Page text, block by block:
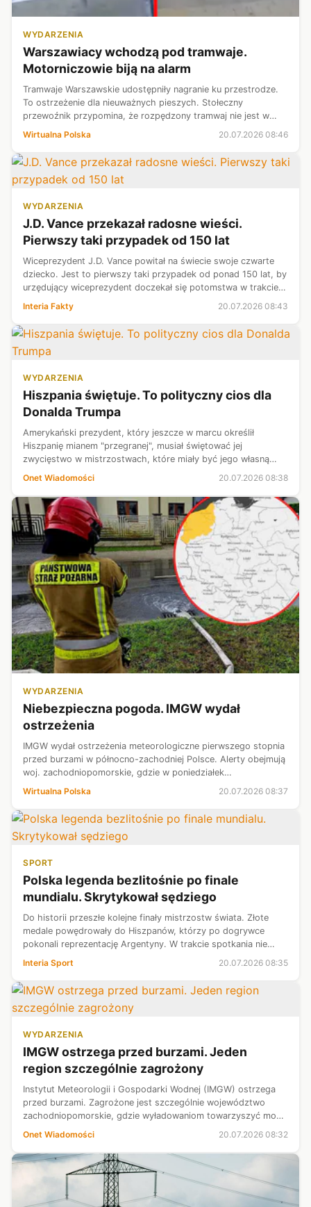
WYDARZENIA
Warszawiacy wchodzą pod tramwaje.
Motorniczowie biją na alarm
Tramwaje Warszawskie udostępniły nagranie ku przestrodze.
To ostrzeżenie dla nieuważnych pieszych. Stołeczny
przewoźnik przypomina, że rozpędzony tramwaj nie jest w
stanie zatrzymać się natychmiast, a chwila nieuwagi podczas
Wirtualna Polska 20.07.2026 08:46
WYDARZENIA
J.D. Vance przekazał radosne wieści.
Pierwszy taki przypadek od 150 lat
Wiceprezydent J.D. Vance powitał na świecie swoje czwarte
dziecko. Jest to pierwszy taki przypadek od ponad 150 lat, by
urzędujący wiceprezydent doczekał się potomstwa w trakcie
sprawowania swojego urzędu.
Interia Fakty 20.07.2026 08:43
WYDARZENIA
Hiszpania świętuje. To polityczny cios dla
Donalda Trumpa
Amerykański prezydent, który jeszcze w marcu określił
Hiszpanię mianem "przegranej", musiał świętować jej
zwycięstwo w mistrzostwach, które miały być jego własną
wizytówką.
Onet Wiadomości 20.07.2026 08:38
WYDARZENIA
Niebezpieczna pogoda. IMGW wydał
ostrzeżenia
IMGW wydał ostrzeżenia meteorologiczne pierwszego stopnia
przed burzami w północno-zachodniej Polsce. Alerty obejmują
woj. zachodniopomorskie, gdzie w poniedziałek
prognozowane są ulewne opady i silniejsze porywy wiatru.
Wirtualna Polska 20.07.2026 08:37
SPORT
Polska legenda bezlitośnie po finale
mundialu. Skrytykował sędziego
Do historii przeszłe kolejne finały mistrzostw świata. Złote
medale powędrowały do Hiszpanów, którzy po dogrywce
pokonali reprezentację Argentyny. W trakcie spotkania nie
brakowało emocji związanych z pracą arbitra Slavko Vincicia.
Słoweniec nie ustr...
Interia Sport 20.07.2026 08:35
WYDARZENIA
IMGW ostrzega przed burzami. Jeden
region szczególnie zagrożony
Instytut Meteorologii i Gospodarki Wodnej (IMGW) ostrzega
przed burzami. Zagrożone jest szczególnie województwo
zachodniopomorskie, gdzie wyładowaniom towarzyszyć może
ulewny deszcz, grad i silny wiatr osiągający 70 km na godz.
Onet Wiadomości 20.07.2026 08:32